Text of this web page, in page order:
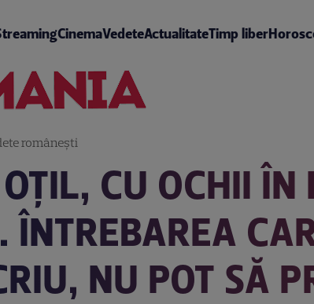
CinemaVedeteActualitateTimp liber
româneşti
CU OCHII ÎN
ÎNTREBAREA
NU POT SĂ